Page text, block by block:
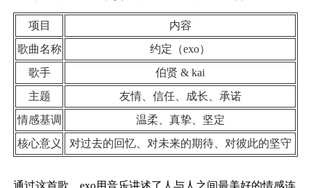
项目
内容
歌曲名称
约定（exo）
歌手
伯贤 & kai
主题
友情、信任、成长、承诺
情感基调
温柔、真挚、坚定
核心意义
对过去的回忆、对未来的期待、对彼此的坚守
通过这首歌，exo用音乐讲述了人与人之间最美好的情感连